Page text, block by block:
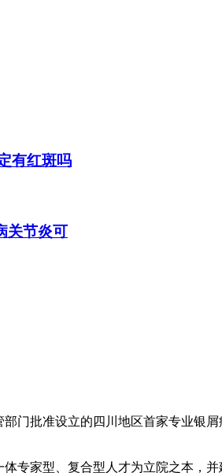
有红斑吗
关节炎可
门批准设立的四川地区首家专业银
专家型、复合型人才为立院之本，